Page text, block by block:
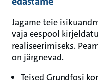
Jagame teie
vaja eespool
realiseerimiseks.
on järgnevad.
Teised Grundfosi